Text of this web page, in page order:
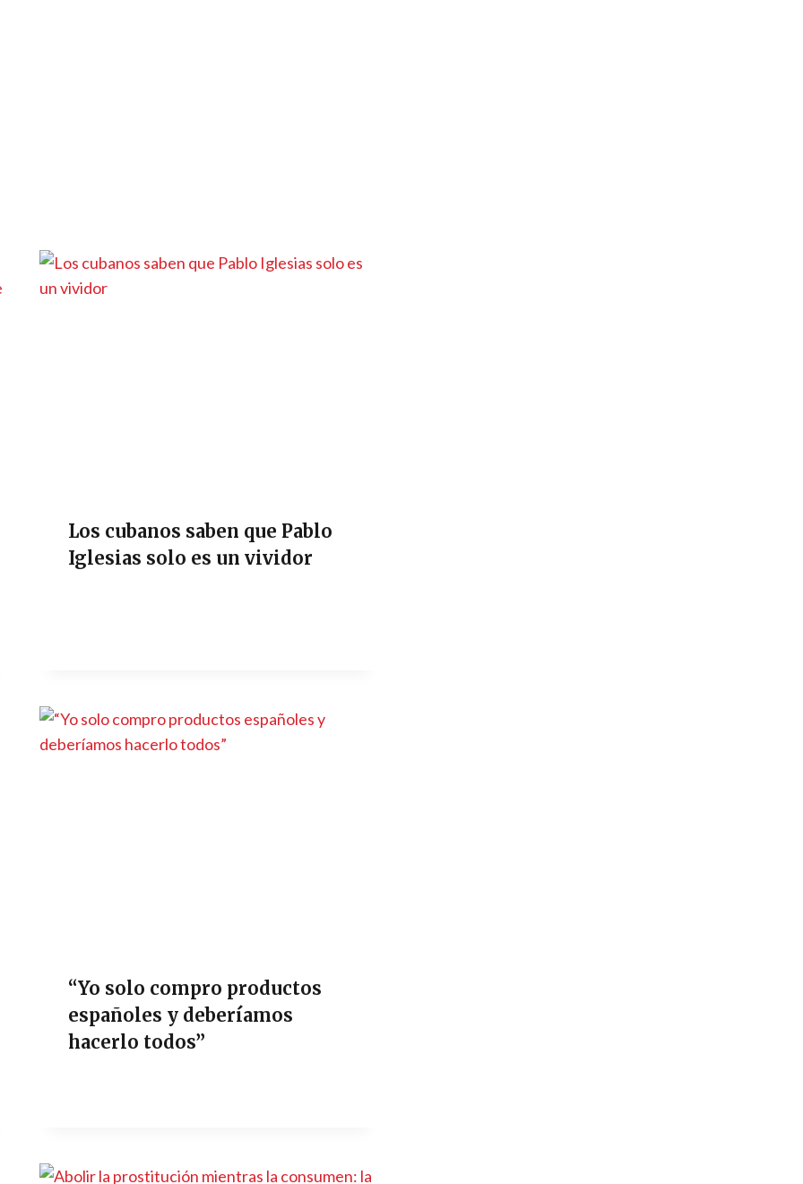
Los cubanos saben que Pablo
Iglesias solo es un vividor
“Yo solo compro productos
españoles y deberíamos
hacerlo todos”